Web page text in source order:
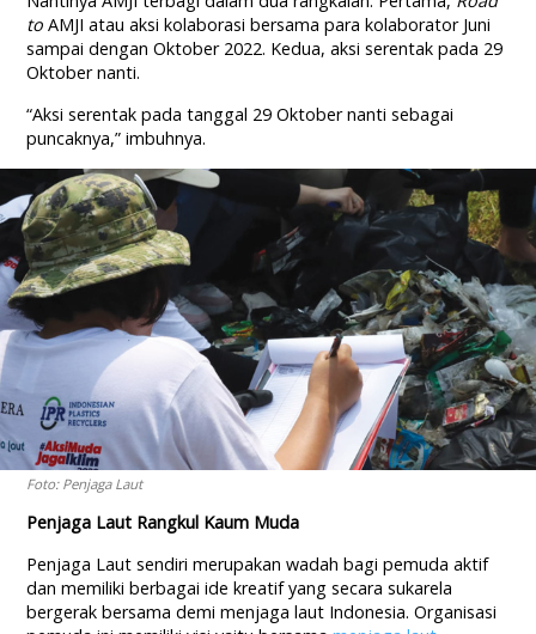
to AMJI atau aksi kolaborasi bersama para kolaborator Juni
sampai dengan Oktober 2022. Kedua, aksi serentak pada 29
Oktober nanti.
“Aksi serentak pada tanggal 29 Oktober nanti sebagai
puncaknya,” imbuhnya.
Foto: Penjaga Laut
Penjaga Laut Rangkul Kaum Muda
Penjaga Laut sendiri merupakan wadah bagi pemuda aktif
dan memiliki berbagai ide kreatif yang secara sukarela
bergerak bersama demi menjaga laut Indonesia. Organisasi